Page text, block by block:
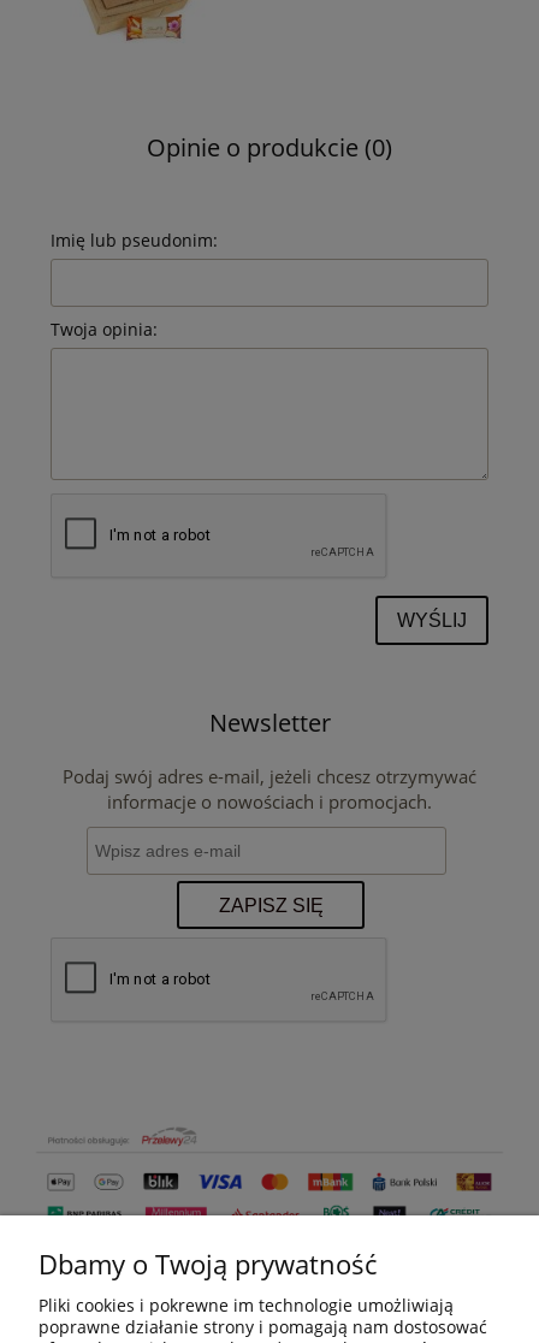
Opinie o produkcie (0)
Imię lub pseudonim:
Twoja opinia:
WYŚLIJ
Newsletter
Podaj swój adres e-mail, jeżeli chcesz otrzymywać
informacje o nowościach i promocjach.
ZAPISZ SIĘ
Dbamy o Twoją prywatność
Pliki cookies i pokrewne im technologie umożliwiają
poprawne działanie strony i pomagają nam dostosować